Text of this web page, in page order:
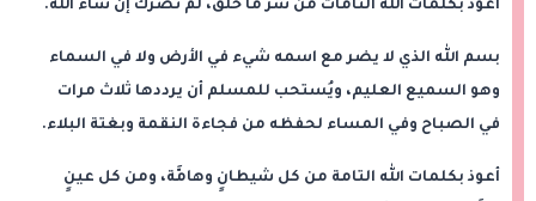
أعوذ بكلمات الله التامات من شر ما خلق، لم تضرَّك إن شاء الله.
بسم الله الذي لا يضر مع اسمه شيء في الأرض ولا في السماء
وهو السميع العليم، ويُستحب للمسلم أن يرددها ثلاث مرات
في الصباح وفي المساء لحفظه من فجاءة النقمة وبغتة البلاء.
أعوذ بكلمات الله التامة من كل شيطانٍ وهامَّة، ومن كل عينٍ